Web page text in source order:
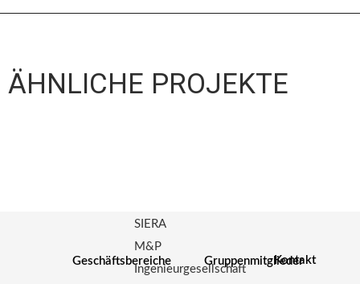
ÄHNLICHE PROJEKTE
Geschäftsbereiche
SIERA
M&P
Ingenieurgesellschaft
Gruppenmitglieder
Kontakt